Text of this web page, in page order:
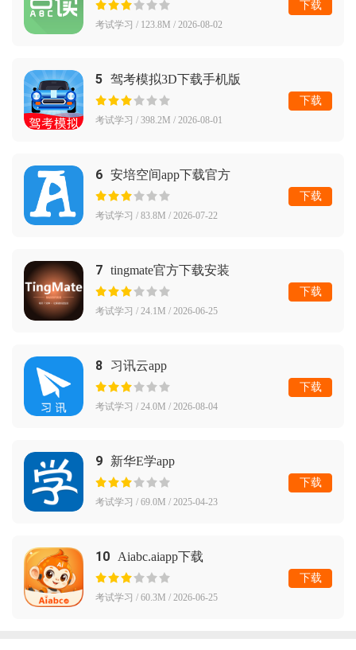
考试学习 / 123.8M / 2026-08-02
下载
5 驾考模拟3D下载手机版
考试学习 / 398.2M / 2026-08-01
下载
6 安培空间app下载官方
考试学习 / 83.8M / 2026-07-22
下载
7 tingmate官方下载安装
考试学习 / 24.1M / 2026-06-25
下载
8 习讯云app
考试学习 / 24.0M / 2026-08-04
下载
9 新华E学app
考试学习 / 69.0M / 2025-04-23
下载
10 Aiabc.aiapp下载
考试学习 / 60.3M / 2026-06-25
下载